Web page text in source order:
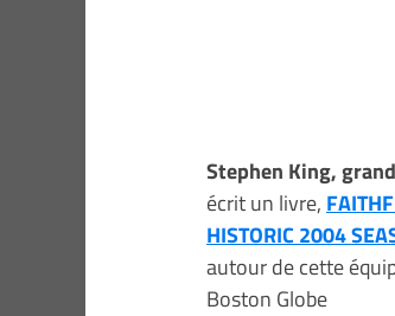
Stephen King,
écrit un livre,
HISTORIC 2004
autour de cette
Boston Globe